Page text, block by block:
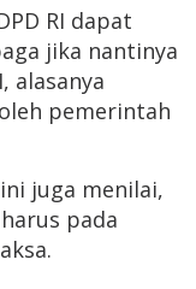
RI dapat
jika nantinya
alasanya
pemerintah
juga menilai,
pada